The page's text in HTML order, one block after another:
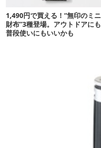
1,490円で買える！“無印のミニ
財布”3種登場。アウトドアにも
普段使いにもいいかも